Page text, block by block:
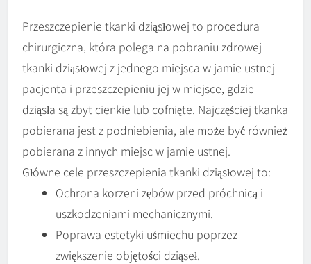
Przeszczepienie tkanki dziąsłowej to procedura
chirurgiczna, która polega na pobraniu zdrowej
tkanki dziąsłowej z jednego miejsca w jamie ustnej
pacjenta i przeszczepieniu jej w miejsce, gdzie
dziąsła są zbyt cienkie lub cofnięte. Najczęściej tkanka
pobierana jest z podniebienia, ale może być również
pobierana z innych miejsc w jamie ustnej.
Główne cele przeszczepienia tkanki dziąsłowej to:
Ochrona korzeni zębów przed próchnicą i
uszkodzeniami mechanicznymi.
Poprawa estetyki uśmiechu poprzez
zwiększenie objętości dziąseł.